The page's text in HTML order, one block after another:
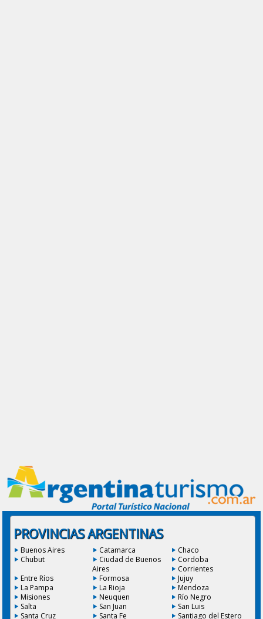
PROVINCIAS ARGENTINAS
Buenos Aires Catamarca
Chaco
Chubut
Ciudad de Buenos
Aires
Cordoba
Corrientes
Entre Ríos
Formosa
Jujuy
La Pampa
La Rioja
Mendoza
Misiones
Neuquen
Río Negro
Salta
San Juan
San Luis
Santa Cruz
Santa Fe Santiago del Estero